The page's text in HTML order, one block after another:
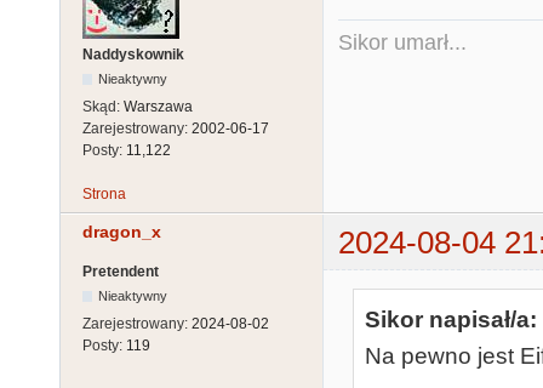
Naddyskownik
Nieaktywny
Skąd: Warszawa
Zarejestrowany: 2002-06-17
Posty: 11,122
Sikor umarł...
Strona
dragon_x 2024-08-04
Pretendent
Nieaktywny
Zarejestrowany: 2024-08-02
Posty: 119
Sikor napisał/a:
Na pewno jest